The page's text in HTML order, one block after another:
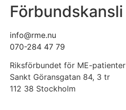
Förbundskansli
info@rme.nu
070-284 47 79
Riksförbundet för ME-patienter
Sankt Göransgatan 84, 3 tr
112 38 Stockholm